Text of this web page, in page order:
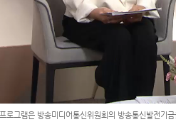
로그램은 방송미디어통신위원회의 방송통신발전기